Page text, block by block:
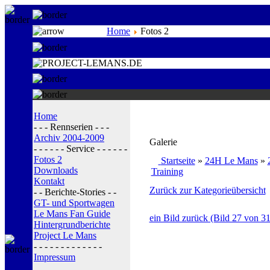
Home Fotos 2
Home
- - - Rennserien - - -
Archiv 2004-2009
- - - - - - Service - - - - - -
Fotos 2
Downloads
Kontakt
- - Berichte-Stories - -
GT- und Sportwagen
Le Mans Fan Guide
Hintergrundberichte
Project Le Mans
- - - - - - - - - - - - -
Impressum
Galerie
Startseite» 24H Le Mans»
Training
Zurück zur Kategorieübersicht
ein Bild zurück (Bild 27 von